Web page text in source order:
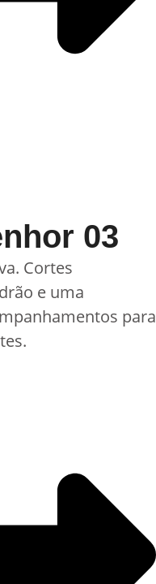
03
Cortes
e uma
para